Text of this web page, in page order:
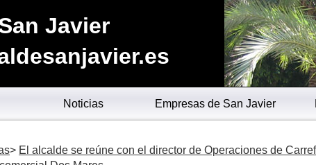
Javier
Noticias Empresas de San Javier
El alcalde se reúne con el director de Operaciones de